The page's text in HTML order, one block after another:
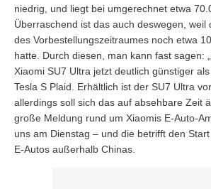
niedrig, und liegt bei umgerechnet etwa
Überraschend ist das auch deswegen, weil
des Vorbestellungszeitraumes noch etwa
hatte. Durch diesen, man kann fast sagen:
Xiaomi SU7 Ultra jetzt deutlich günstiger
Tesla S Plaid. Erhältlich ist der SU7 Ultra
allerdings soll sich das auf absehbare Zeit
große Meldung rund um Xiaomis E-Auto-
uns am Dienstag – und die betrifft den
E-Autos außerhalb Chinas.